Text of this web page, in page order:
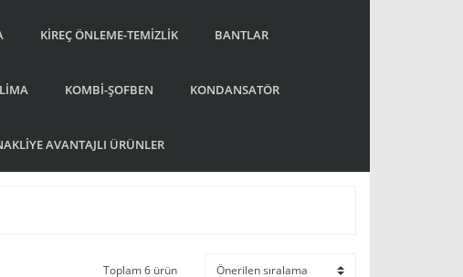
KİREÇ ÖNLEME-TEMİZLİK BANTLAR
KOMBİ-ŞOFBEN KONDANSATÖR
AVANTAJLI ÜRÜNLER
Toplam 6 ürün